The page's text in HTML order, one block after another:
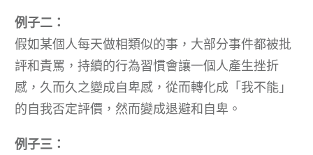
例子二：
假如某個人每天做相類似的事，大部分事件都被批
評和責罵，持續的行為習慣會讓一個人產生挫折
感，久而久之變成自卑感，從而轉化成「我不能」
的自我否定評價，然而變成退避和自卑。
例子三：